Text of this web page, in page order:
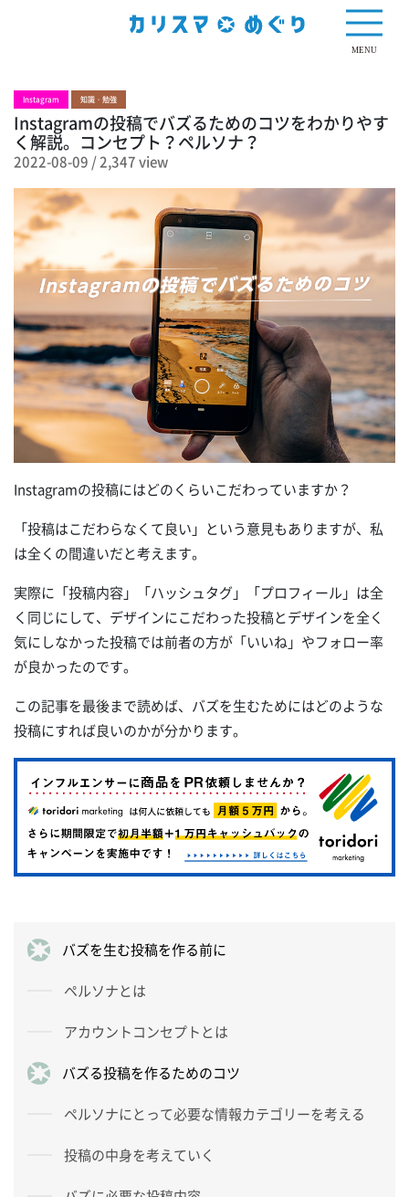
MENU
Instagram 知識・勉強
Instagramの投稿でバズるためのコツをわかりやす
く解説。コンセプト？ペルソナ？
2022-08-09 /2,347 view
Instagramの投稿にはどのくらいこだわっていますか？
「投稿はこだわらなくて良い」という意見もありますが、私
は全くの間違いだと考えます。
実際に「投稿内容」「ハッシュタグ」「プロフィール」は全
く同じにして、デザインにこだわった投稿とデザインを全く
気にしなかった投稿では前者の方が「いいね」やフォロー率
が良かったのです。
この記事を最後まで読めば、バズを生むためにはどのような
投稿にすれば良いのかが分かります。
バズを生む投稿を作る前に
ペルソナとは
アカウントコンセプトとは
バズる投稿を作るためのコツ
ペルソナにとって必要な情報カテゴリーを考える
投稿の中身を考えていく